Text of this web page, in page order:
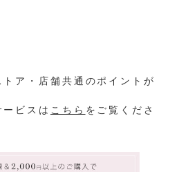
ア・店舗共通のポイントが
ビスは こちら をご覧くださ